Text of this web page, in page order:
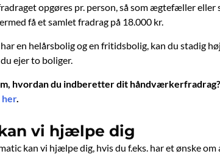
opgøres pr. person, så som ægtefæller
få et samlet fradrag på 18.000 kr.
en helårsbolig og en fritidsbolig, kan du stadig
ejer to boliger.
hvordan du indberetter dit
her.
vi hjælpe dig
kan vi hjælpe dig, hvis du f.eks. har et ønske